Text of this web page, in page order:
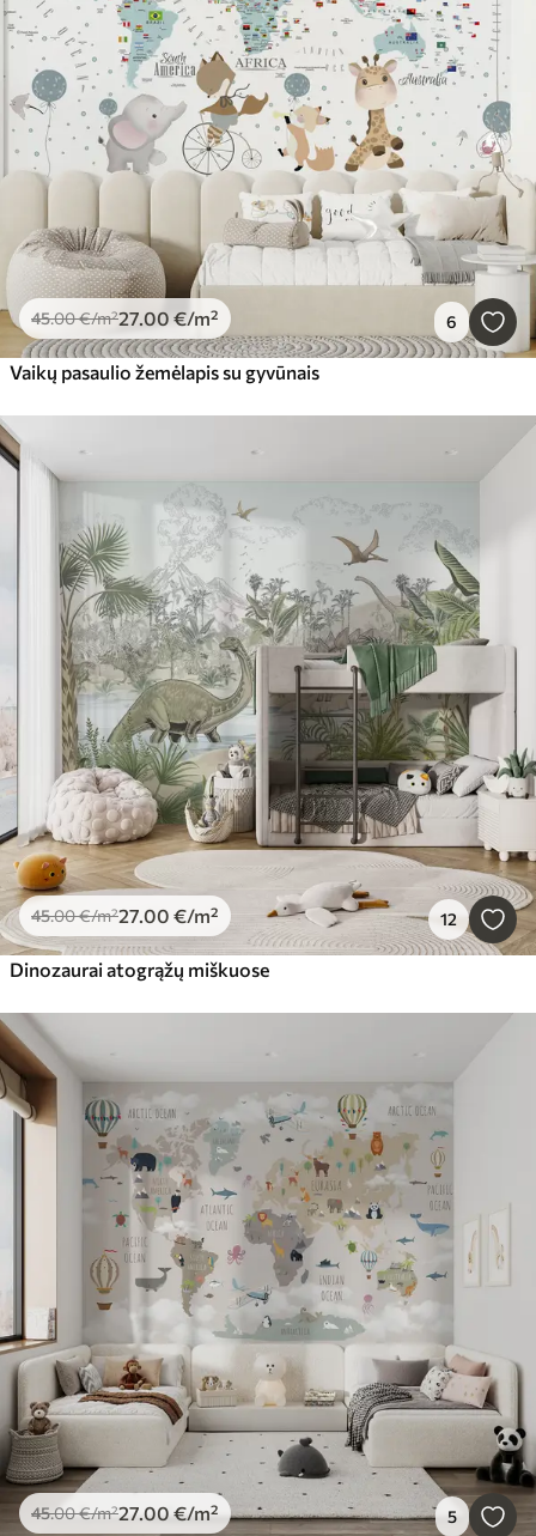
45.00€/m²27.00 €/m² 6
Vaikų pasaulio žemėlapis su gyvūnais
45.00€/m²27.00 €/m² 12
Dinozaurai atogrąžų miškuose
45.00€/m²27.00 €/m² 5